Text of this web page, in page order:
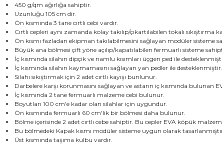
450 g/qm ağırlığa sahiptir.
Uzunluğu 105 cm dir.
Ön kısmında 3 tane cırtlı cebi vardır.
Cırtlı cepleri aynı zamanda kolay takılıp/çıkartılabilen tokalı sıkıştırma
Ön kısmı fazladan ekipman takılabilmesini sağlayan modüler sisteme
Büyük ana bölmesi çift yöne açılıp/kapatılabilen fermuarlı sisteme
İç kısmında silahın dipçik ve namlu kısımları üçgen ped ile
İç kısmında silahın kaymamasını sağlayan yan pedler ile desteklenmiştir.
Silahı sıkıştırmak için 2 adet cırtlı kayışı bunlunur.
Darbelere karşı korunmasını sağlayan ve astarın iç kısmında bulunan
İç kısmında 2 tane fermuarlı malzeme cebi bulunur.
Boyutları 100 cm'e kadar olan silahlar için uygundur.
Ön kısmında fermuarlı 60 cm'lik bir bölmesi daha bulunur.
Bölme içerisinde 2 adet cırtlı cebe sahiptir. Bu cepler EVA köpük
Bu bölmedeki Kapak kısmı modüler sisteme uygun olarak
Üst kısmında taşıma kulbu vardır.